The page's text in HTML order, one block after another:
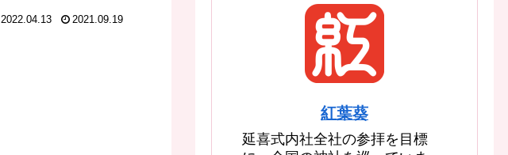
2022.04.13 2021.09.19
紅葉葵
延喜式内社全社の参拝を目標